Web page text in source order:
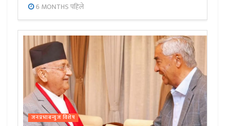
6 MONTHS पहिले
जनप्रभाबन्युज विशेष